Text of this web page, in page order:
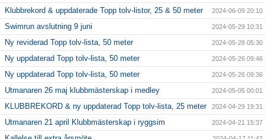
Klubbrekord & uppdaterade Topp tolv-listor, 25 & 50 meter 2024-06-09 20:10
Swimrun avslutning 9 juni 2024-05-29 10:31
Ny reviderad Topp tolv-lista, 50 meter 2024-05-28 05:30
Ny uppdaterad Topp tolv-lista, 50 meter 2024-05-26 09:46
Ny uppdaterad Topp tolv-lista, 50 meter 2024-05-26 09:36
Utmanaren 26 maj klubbmästerskap i medley 2024-05-05 00:01
KLUBBREKORD & ny uppdaterad Topp tolv-lista, 25 meter 2024-04-29 19:31
Utmanaren 21 april Klubbmästerskap i ryggsim 2024-04-21 15:37